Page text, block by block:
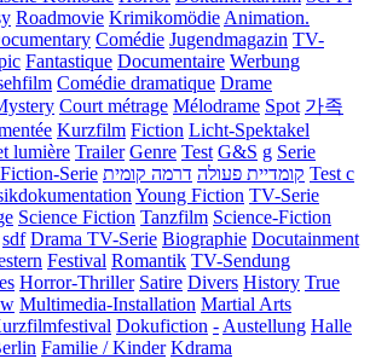
Roadmovie Krimikomödie Animation.
Comédie Jugendmagazin TV-
Fantastique Documentaire Werbung
Comédie dramatique Drame
Court métrage Mélodrame Spot 가족
Kurzfilm Fiction Licht-Spektakel
lumière Trailer Genre Test G&S g Serie
Serie קומדיית פעולה דרמה קומית
Test c
Young Fiction TV-Serie
Science Fiction Tanzfilm Science-Fiction
sdf Drama TV-Serie Biographie Docutainment
Festival Romantik TV-Sendung
Horror-Thriller Satire Divers History True
Multimedia-Installation Martial Arts
Dokufiction - Austellung Halle
Familie / Kinder Kdrama